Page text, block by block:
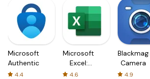
Microsoft
Authenticator
4.4
Microsoft
Excel:
Spreadsheets
4.6
Blackmagic
Camera
4.9